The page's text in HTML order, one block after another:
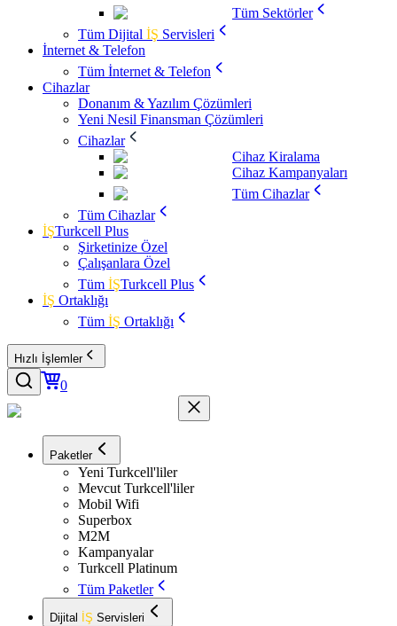
Tüm Sektörler
Tüm Dijital İŞ Servisleri
İnternet & Telefon
Tüm İnternet & Telefon
Cihazlar
Donanım & Yazılım Çözümleri
Yeni Nesil Finansman Çözümleri
Cihazlar
Cihaz Kiralama
Cihaz Kampanyaları
Tüm Cihazlar
Tüm Cihazlar
İŞTurkcell Plus
Şirketinize Özel
Çalışanlara Özel
Tüm İŞTurkcell Plus
İŞ Ortaklığı
Tüm İŞ Ortaklığı
Hızlı İşlemler
0
Paketler
Yeni Turkcell'liler
Mevcut Turkcell'liler
Mobil Wifi
Superbox
M2M
Kampanyalar
Turkcell Platinum
Tüm Paketler
Dijital İŞ Servisleri